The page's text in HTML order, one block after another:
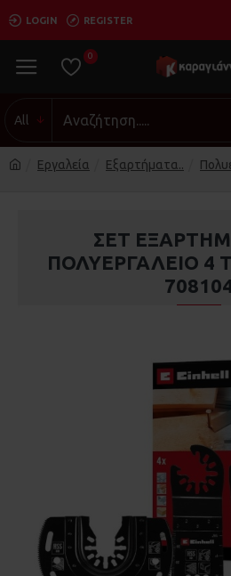
LOGIN REGISTER
0
All
Εργαλεία Εξαρτήματα..
ΣΕΤ
ΠΟΛΥΕΡΓΑΛΕΙΟ 4